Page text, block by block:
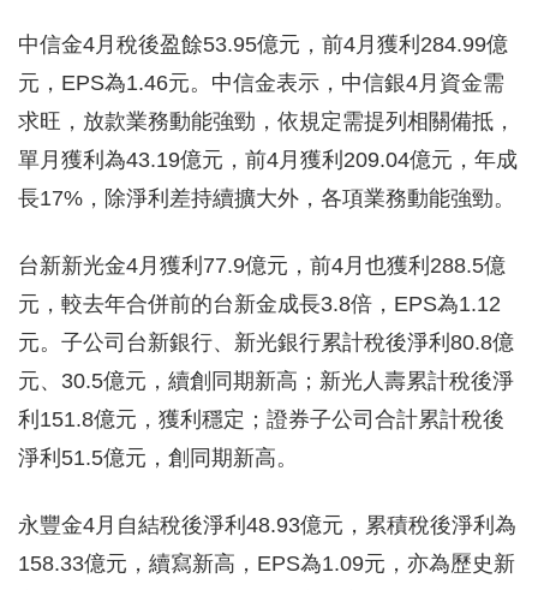
中信金4月稅後盈餘53.95億元，前4月獲利284.99億
元，EPS為1.46元。中信金表示，中信銀4月資金需
求旺，放款業務動能強勁，依規定需提列相關備抵，
單月獲利為43.19億元，前4月獲利209.04億元，年成
長17%，除淨利差持續擴大外，各項業務動能強勁。
台新新光金4月獲利77.9億元，前4月也獲利288.5億
元，較去年合併前的台新金成長3.8倍，EPS為1.12
元。子公司台新銀行、新光銀行累計稅後淨利80.8億
元、30.5億元，續創同期新高；新光人壽累計稅後淨
利151.8億元，獲利穩定；證券子公司合計累計稅後
淨利51.5億元，創同期新高。
永豐金4月自結稅後淨利48.93億元，累積稅後淨利為
158.33億元，續寫新高，EPS為1.09元，亦為歷史新